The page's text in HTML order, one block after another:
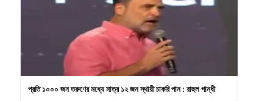
প্রতি ১০০০ জন তরুণের মধ্যে মাত্র ১২ জন স্থায়ী চাকরি পান : রাহুল গান্ধী